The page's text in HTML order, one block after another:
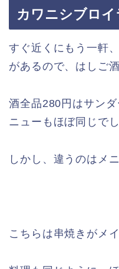
カワニシブロイ
すぐ近くにもう一軒
があるので、はしご
酒全品280円はサン
ニューもほぼ同じでし
しかし、違うのはメ
こちらは串焼きがメ